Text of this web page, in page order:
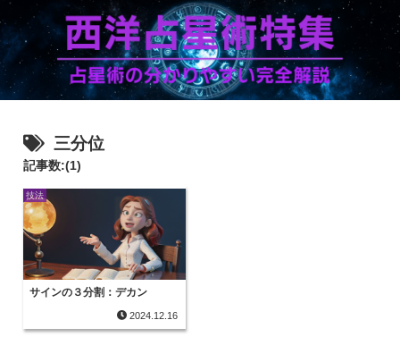
三分位
記事数:(1)
技法
サインの３分割：デカン
2024.12.16